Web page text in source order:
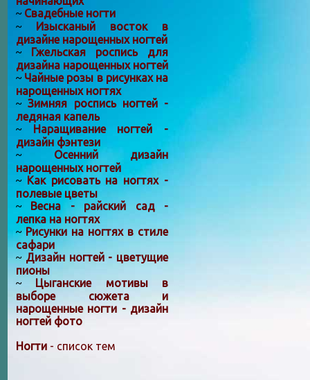
~ Свадебные ногти
~ Изысканый восток в
дизайне нарощенных ногтей
~ Гжельская роспись для
дизайна нарощенных ногтей
~ Чайные розы в рисунках на
нарощенных ногтях
~Зимняя роспись ногтей -
ледяная капель
~ Наращивание ногтей -
дизайн фэнтези
~ Осенний дизайн
нарощенных ногтей
~ Как рисовать на ногтях -
полевые цветы
~ Весна - райский сад -
лепка на ногтях
~Рисунки на ногтях в стиле
сафари
~ Дизайн ногтей - цветущие
пионы
~ Цыганские мотивы в
выборе сюжета и
нарощенные ногти - дизайн
ногтей фото
Ногти - список тем